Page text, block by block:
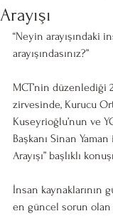
Arayışı
“Neyin arayışındaki
arayışındasınız?”
MCT’nin düzenlediği
zirvesinde, Kurucu
Kuseyrioğlu’nun ve
Başkanı Sinan
Arayışı” başlıklı
İnsan kaynaklarının
en güncel sorun olan